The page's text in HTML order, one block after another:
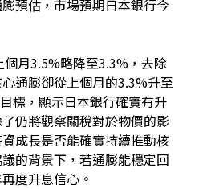
預估，市場預期日本銀行今
個月3.5%略降至3.3%，去除
通膨卻從上個月的3.3%升至
標，顯示日本銀行確實有升
仍將觀察關稅對於物價的影
成長是否能確實持續推動核
的背景下，若通膨能穩定回
度升息信心。